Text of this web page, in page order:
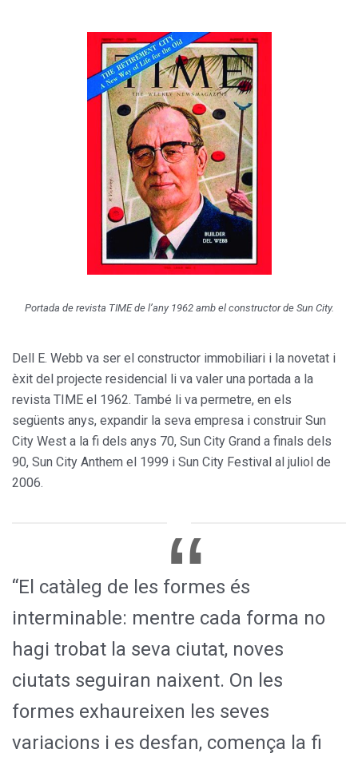
Portada de revista TIME de l’any 1962 amb el constructor de Sun City.
Dell E. Webb va ser el constructor immobiliari i la novetat i
èxit del projecte residencial li va valer una portada a la
revista TIME el 1962. També li va permetre, en els
següents anys, expandir la seva empresa i construir Sun
City West a la fi dels anys 70, Sun City Grand a finals dels
90, Sun City Anthem el 1999 i Sun City Festival al juliol de
2006.
“El catàleg de les formes és
interminable: mentre cada forma no
hagi trobat la seva ciutat, noves
ciutats seguiran naixent. On les
formes exhaureixen les seves
variacions i es desfan, comença la fi